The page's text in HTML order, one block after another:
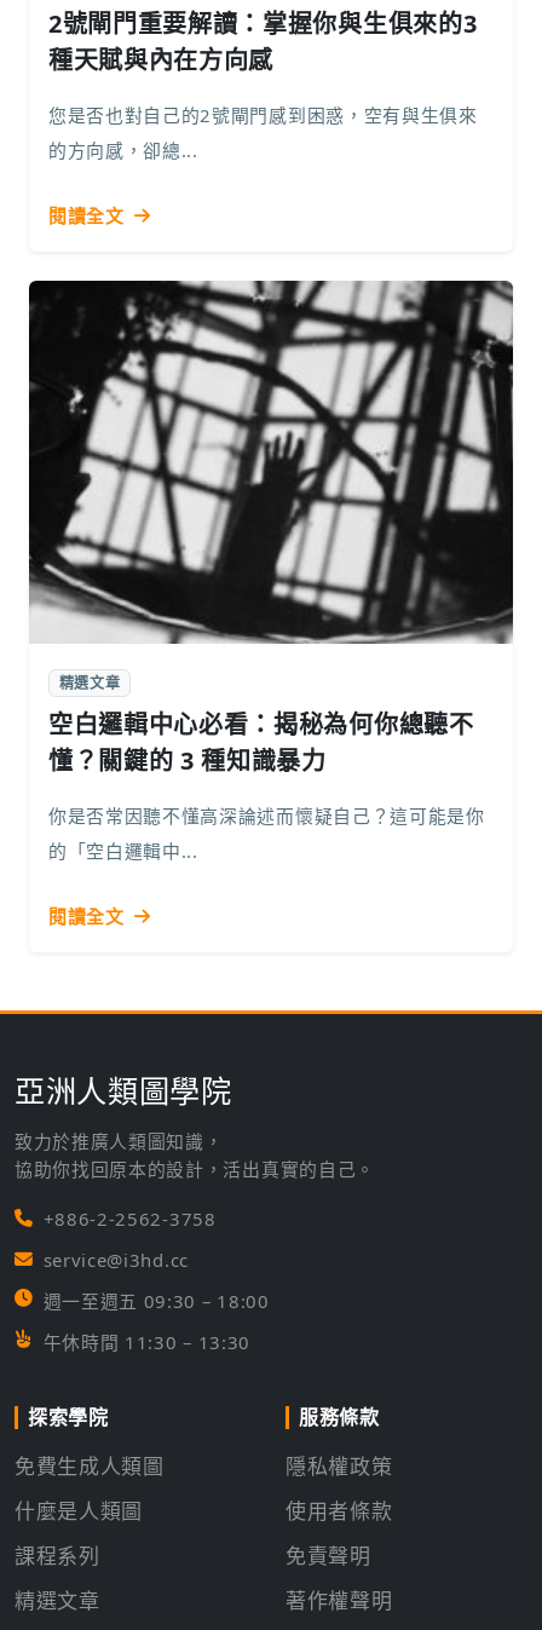
2號閘門重要解讀：掌握你與生俱來的3
種天賦與內在方向感
您是否也對自己的2號閘門感到困惑，空有與生俱來
的方向感，卻總...
閱讀全文
精選文章
空白邏輯中心必看：揭秘為何你總聽不
懂？關鍵的 3 種知識暴力
你是否常因聽不懂高深論述而懷疑自己？這可能是你
的「空白邏輯中...
閱讀全文
亞洲人類圖學院
致力於推廣人類圖知識，
協助你找回原本的設計，活出真實的自己。
+886-2-2562-3758
service@i3hd.cc
週一至週五 09:30 – 18:00
午休時間 11:30 – 13:30
探索學院
免費生成人類圖
什麼是人類圖
課程系列
精選文章
服務條款
隱私權政策
使用者條款
免責聲明
著作權聲明